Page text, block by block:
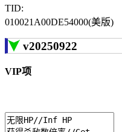
TID:
010021A00DE54000(美版)
v20250922
VIP项